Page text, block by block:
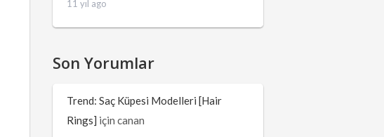
11 yıl ago
Son Yorumlar
Trend: Saç Küpesi Modelleri [Hair
Rings] için canan